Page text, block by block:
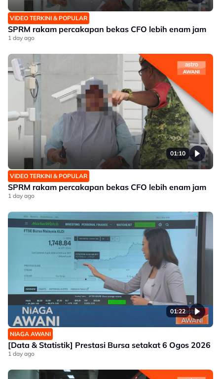
VIDEO TERKINI & POPULAR
SPRM rakam percakapan bekas CFO lebih enam jam
1 day ago
01:10
VIDEO TERKINI & POPULAR
SPRM rakam percakapan bekas CFO lebih enam jam
1 day ago
01:22
NIAGA AWANI
[Data & Statistik] Prestasi Bursa setakat 6 Ogos 2026
1 day ago